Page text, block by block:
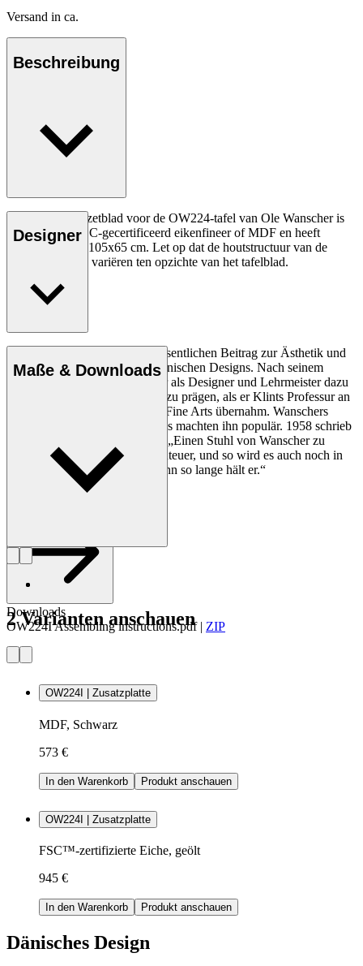
Versand in ca.
Beschreibung
Het OW224I inzetblad voor de OW224-tafel van Ole Wanscher is
gemaakt van FSC-gecertificeerd eikenfineer of MDF en heeft
afmetingen van 105x65 cm. Let op dat de houtstructuur van de
inzetborden kan variëren ten opzichte van het tafelblad.
Designer
Ole Wanscher leistete einen wesentlichen Beitrag zur Ästhetik und
Funktionalität des modernen dänischen Designs. Nach seinem
Studium bei Kaare Klint trug er als Designer und Lehrmeister dazu
bei, das dänische Möbeldesign zu prägen, als er Klints Professur an
der Royal Danish Academy of Fine Arts übernahm. Wanschers
klassische und moderne Designs machten ihn populär. 1958 schrieb
die dänische Zeitung Politiken: „Einen Stuhl von Wanscher zu
besitzen, ist jeden Tag ein Abenteuer, und so wird es auch noch in
einigen hundert Jahren sein, denn so lange hält er.“
Maße & Downloads
Downloads
OW224I Assembling instructions.pdf| ZIP
2 Varianten anschauen
OW224I | Zusatzplatte
MDF, Schwarz
573 €
In den Warenkorb Produkt anschauen
OW224I | Zusatzplatte
FSC™-zertifizierte Eiche, geölt
945 €
In den Warenkorb Produkt anschauen
Dänisches Design